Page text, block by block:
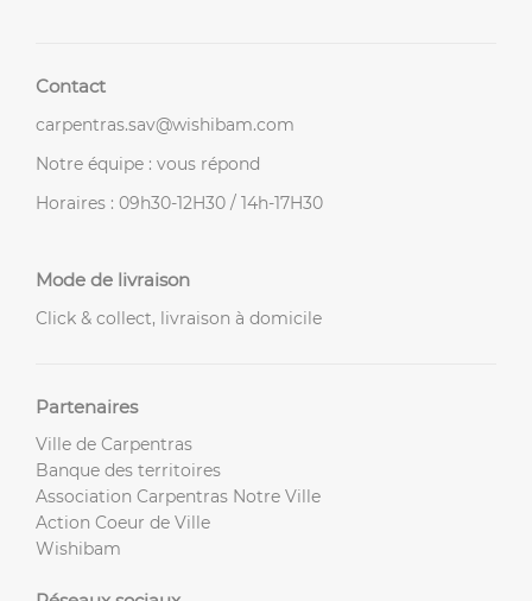
Contact
carpentras.sav@wishibam.com
Notre équipe : vous répond
Horaires : 09h30-12H30 / 14h-17H30
Mode de livraison
Click & collect, livraison à domicile
Partenaires
Ville de Carpentras
Banque des territoires
Association Carpentras Notre Ville
Action Coeur de Ville
Wishibam